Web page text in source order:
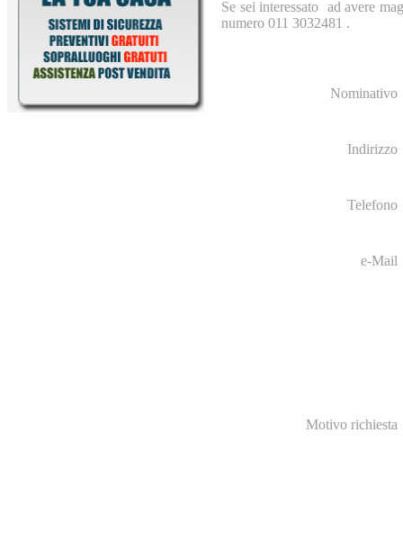
Se sei interessato ad avere
numero 011 3032481 .
Nominativo
Indirizzo
Telefono
e-Mail
Motivo richiesta